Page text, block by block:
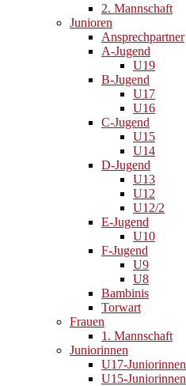
2. Mannschaft
Junioren
Ansprechpartner
A-Jugend
U19
B-Jugend
U17
U16
C-Jugend
U15
U14
D-Jugend
U13
U12
U12/2
E-Jugend
U10
F-Jugend
U9
U8
Bambinis
Torwart
Frauen
1. Mannschaft
Juniorinnen
U17-Juniorinnen
U15-Juniorinnen